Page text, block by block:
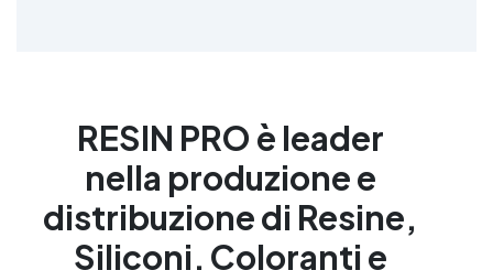
RESIN PRO è leader
nella produzione e
distribuzione di Resine,
Siliconi, Coloranti e